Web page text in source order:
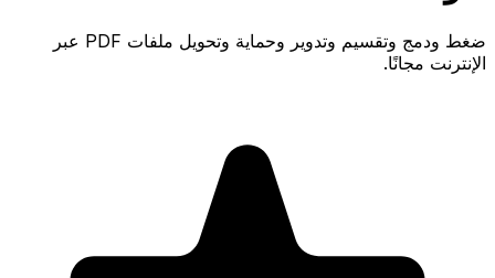
ضغط ودمج وتقسيم وتدوير وحماية وتحويل ملفات PDF عبر
الإنترنت مجانًا.